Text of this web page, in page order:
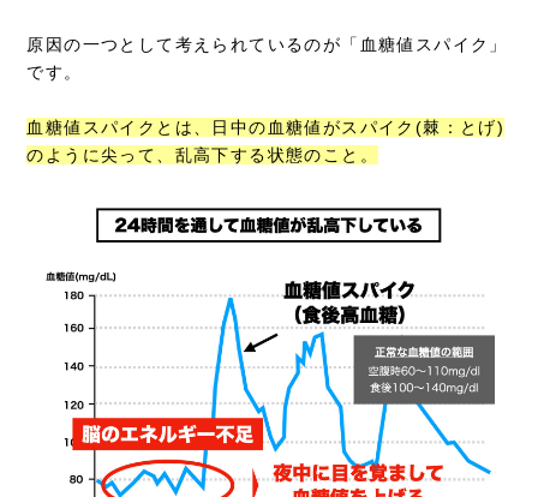
原因の一つとして考えられているのが「血糖値スパイク」
です。
血糖値スパイクとは、日中の血糖値がスパイク(棘：とげ)
のように尖って、乱高下する状態のこと。